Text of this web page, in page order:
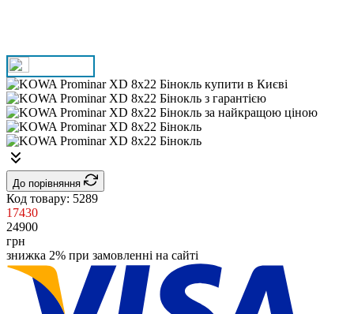
До порівняння
Код товару: 5289
17430
24900
грн
знижка 2% при замовленні на сайті